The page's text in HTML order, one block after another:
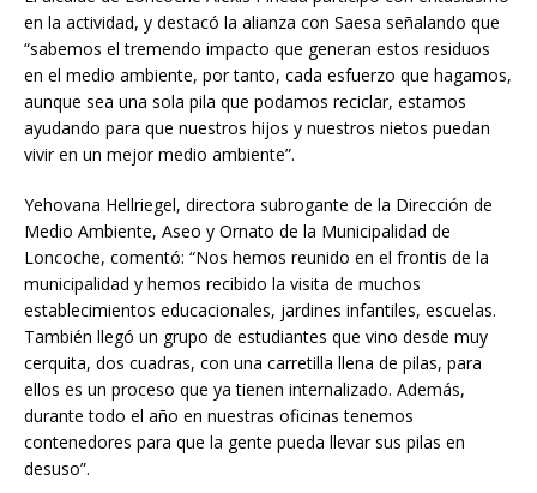
en la actividad, y destacó la alianza con Saesa señalando que
“sabemos el tremendo impacto que generan estos residuos
en el medio ambiente, por tanto, cada esfuerzo que hagamos,
aunque sea una sola pila que podamos reciclar, estamos
ayudando para que nuestros hijos y nuestros nietos puedan
vivir en un mejor medio ambiente”.
Yehovana Hellriegel, directora subrogante de la Dirección de
Medio Ambiente, Aseo y Ornato de la Municipalidad de
Loncoche, comentó: “Nos hemos reunido en el frontis de la
municipalidad y hemos recibido la visita de muchos
establecimientos educacionales, jardines infantiles, escuelas.
También llegó un grupo de estudiantes que vino desde muy
cerquita, dos cuadras, con una carretilla llena de pilas, para
ellos es un proceso que ya tienen internalizado. Además,
durante todo el año en nuestras oficinas tenemos
contenedores para que la gente pueda llevar sus pilas en
desuso”.